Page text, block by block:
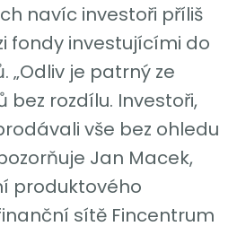
navíc investoři příliš
fondy investujícími do
„Odliv je patrný ze
rozdílu. Investoři,
vše bez ohledu
Jan Macek,
produktového
sítě Fincentrum